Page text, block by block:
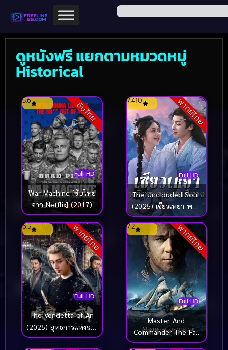
ดูหนังฟรี แยกตามหมวดหมู่
Historical
ซับไทย
Full HD
5.6
War Machine [ซับไทย
จาก Netflix] (2017)
พากย์ไทย
Full HD
7.410
The Unclouded Soul
(2025) เซียวเหยา พลิก
ชะตาราชาปีศาจ
พากย์ไทย
Full HD
6.5
The Vendetta of An
(2025) ยุทธการแห่งฉาง
อัน
พากย์ไทย
Full HD
7.2
Master And
Commander The Far
Side of the World